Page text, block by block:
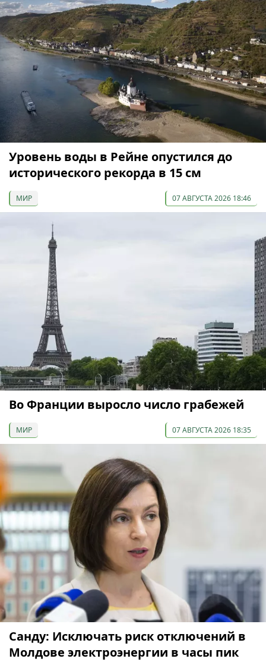
Уровень воды в Рейне опустился до
исторического рекорда в 15 см
МИР 07 АВГУСТА 2026 18:46
Во Франции выросло число грабежей
МИР 07 АВГУСТА 2026 18:35
Санду: Исключать риск отключений в
Молдове электроэнергии в часы пик